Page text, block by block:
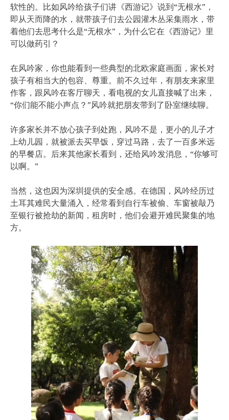
软性的。比如风吟给孩子们讲《西游记》说到“无根水”，
即从天而降的水，就带孩子们去公园灌木丛采集雨水，带
着他们去思考什么是“无根水”，为什么它在《西游记》里
可以做药引？
在风吟家，你也能看到一些典型的北欧家庭画面，家长对
孩子有相当大的包容、尊重。前不久过年，有朋友来家里
作客，跟风吟在客厅聊天，看电视的女儿直接喊了出来，
“你们能不能小声点？”风吟就把朋友带到了卧室继续聊。
许多家长并不放心孩子到处跑，风吟不是，更小的儿子才
上幼儿园，就被派去买早饭，穿过马路，去了一百多米远
的早餐店。后来其他家长看到，还给风吟发消息，“你够可
以啊。”
当然，这也因为深圳提供的安全感。在德国，风吟经历过
土耳其难民大量涌入，经常看到自行车被偷、车窗被敲乃
至银行被抢劫的新闻，租房时，他们会避开难民聚集的地
方。